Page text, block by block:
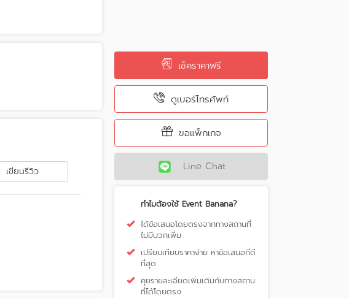
เขียนรีวิว
เช็คราคาฟรี
ดูเบอร์โทรศัพท์
ขอแพ็กเกจ
Line Chat
ทำไมต้องใช้ Event Banana?
ได้ข้อเสนอโดยตรงจากทางสถานที่
ไม่มีบวกเพิ่ม
เปรียบเทียบราคาง่าย หาข้อเสนอที่ดี
ที่สุด
คุยรายละเอียดเพิ่มเติมกับทางสถาน
ที่ได้โดยตรง